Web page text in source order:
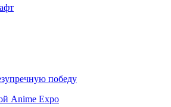
победу
Anime Expo